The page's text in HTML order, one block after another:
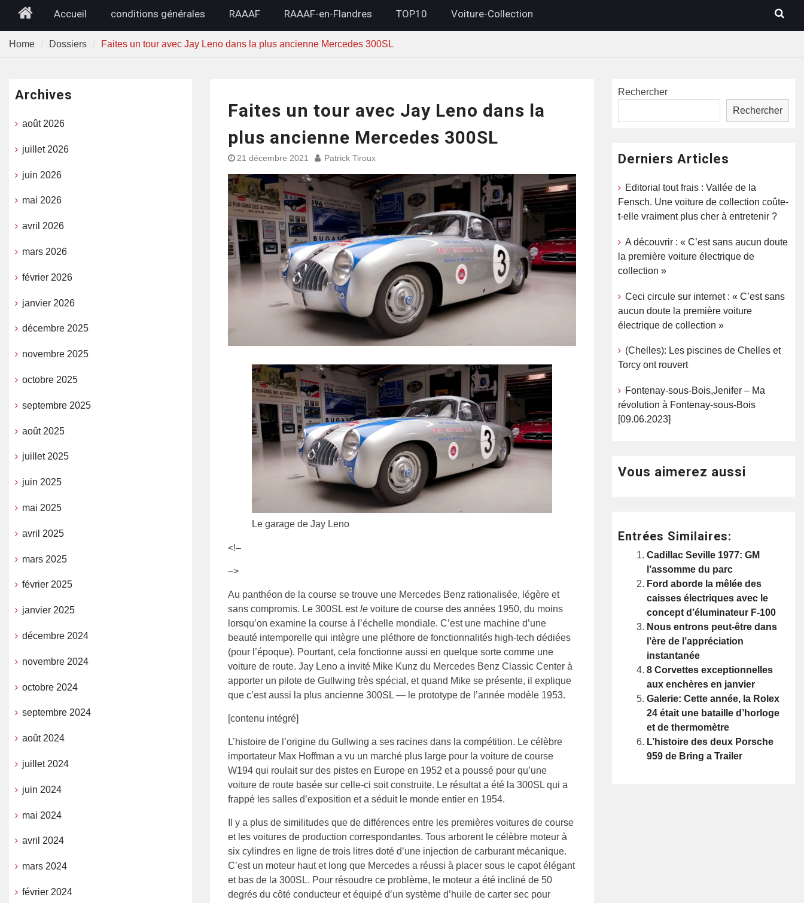
HomeAccueil conditions générales RAAAF RAAAF-en-Flandres TOP10 Voiture-Collection
Home Dossiers Faites un tour avec Jay Leno dans la plus ancienne Mercedes 300SL
Faites un tour avec Jay Leno dans la
plus ancienne Mercedes 300SL
21 décembre 2021 Patrick Tiroux
Le garage de Jay Leno
<!–
–>
Au panthéon de la course se trouve une Mercedes Benz rationalisée, légère et
sans compromis. Le 300SL estle voiture de course des années 1950, du moins
lorsqu’on examine la course à l’échelle mondiale. C’est une machine d’une
beauté intemporelle qui intègre une pléthore de fonctionnalités high-tech dédiées
(pour l’époque). Pourtant, cela fonctionne aussi en quelque sorte comme une
voiture de route. Jay Leno a invité Mike Kunz du Mercedes Benz Classic Center à
apporter un pilote de Gullwing très spécial, et quand Mike se présente, il explique
que c’est aussi la plus ancienne 300SL — le prototype de l’année modèle 1953.
[contenu intégré]
L’histoire de l’origine du Gullwing a ses racines dans la compétition. Le célèbre
importateur Max Hoffman a vu un marché plus large pour la voiture de course
W194 qui roulait sur des pistes en Europe en 1952 et a poussé pour qu’une
voiture de route basée sur celle-ci soit construite. Le résultat a été la 300SL qui a
frappé les salles d’exposition et a séduit le monde entier en 1954.
Il y a plus de similitudes que de différences entre les premières voitures de course
et les voitures de production correspondantes. Tous arborent le célèbre moteur à
six cylindres en ligne de trois litres doté d’une injection de carburant mécanique.
C’est un moteur haut et long que Mercedes a réussi à placer sous le capot élégant
et bas de la 300SL. Pour résoudre ce problème, le moteur a été incliné de 50
degrés du côté conducteur et équipé d’un système d’huile de carter sec pour
Rechercher
Rechercher
Derniers Articles
Editorial tout frais : Vallée de la
Fensch. Une voiture de collection coûte-
t-elle vraiment plus cher à entretenir ?
A découvrir : « C’est sans aucun doute
la première voiture électrique de
collection »
Ceci circule sur internet : « C’est sans
aucun doute la première voiture
électrique de collection »
(Chelles): Les piscines de Chelles et
Torcy ont rouvert
Fontenay-sous-Bois,Jenifer – Ma
révolution à Fontenay-sous-Bois
[09.06.2023]
Vous aimerez aussi
Entrées Similaires:
Cadillac Seville 1977: GM
l’assomme du parc
Ford aborde la mêlée des
caisses électriques avec le
concept d’éluminateur F-100
Nous entrons peut-être dans
l’ère de l’appréciation
instantanée
8 Corvettes exceptionnelles
aux enchères en janvier
Galerie: Cette année, la Rolex
24 était une bataille d’horloge
et de thermomètre
L’histoire des deux Porsche
959 de Bring a Trailer
Archives
août 2026
juillet 2026
juin 2026
mai 2026
avril 2026
mars 2026
février 2026
janvier 2026
décembre 2025
novembre 2025
octobre 2025
septembre 2025
août 2025
juillet 2025
juin 2025
mai 2025
avril 2025
mars 2025
février 2025
janvier 2025
décembre 2024
novembre 2024
octobre 2024
septembre 2024
août 2024
juillet 2024
juin 2024
mai 2024
avril 2024
mars 2024
février 2024